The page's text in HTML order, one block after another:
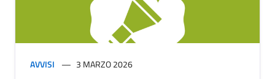
AVVISI 3 MARZO 2026